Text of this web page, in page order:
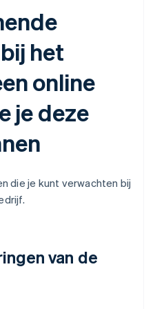
het
online
je deze
die je kunt verwachten bij
van de